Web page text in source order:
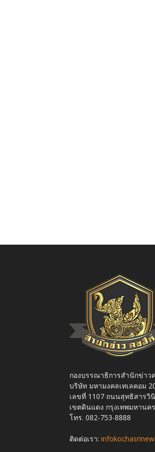
กองบรรณาธิการสำนักข่าว
บริษัท มหามงคลเทเลคอม
เลขที่ 1107 ถนนสุทธิสารวิ
เขตดินแดง กรุงเทพมหานค
โทร. 082-753-8888
ติดต่อเรา: